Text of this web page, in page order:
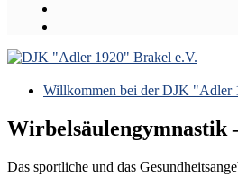
Willkommen bei der DJK "Adler
Wirbelsäulengymnastik
Das sportliche und das